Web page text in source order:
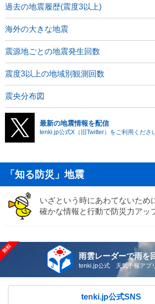
過去の地震履歴(震度3以上)
海外の大きな地震
震源地ごとの地震発生回数
震度3以上の地域別観測回数
震央分布図
最新の地震情報を配信
tenki.jp公式X（旧Twitter）をご利用くださ
「知る防災」地震
いざという時にあわてないため
確かな情報と行動で防災力アッ
雨雲レーダーで雨を
tenki.jp公式 天気予報アプ
tenki.jp公式SNS